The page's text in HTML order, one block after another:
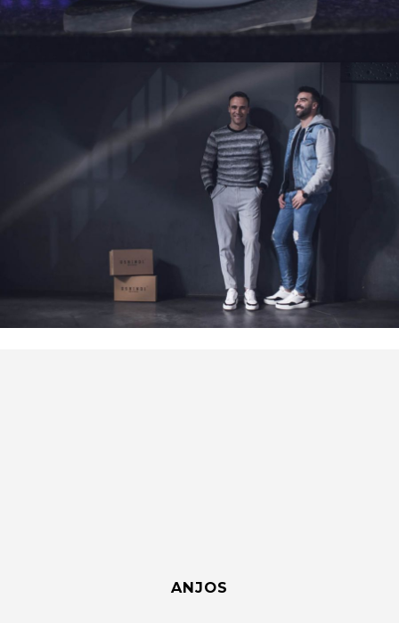
ANJOS